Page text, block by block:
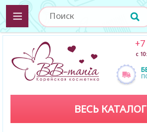
+7
с
ВЕСЬ КАТАЛОГ